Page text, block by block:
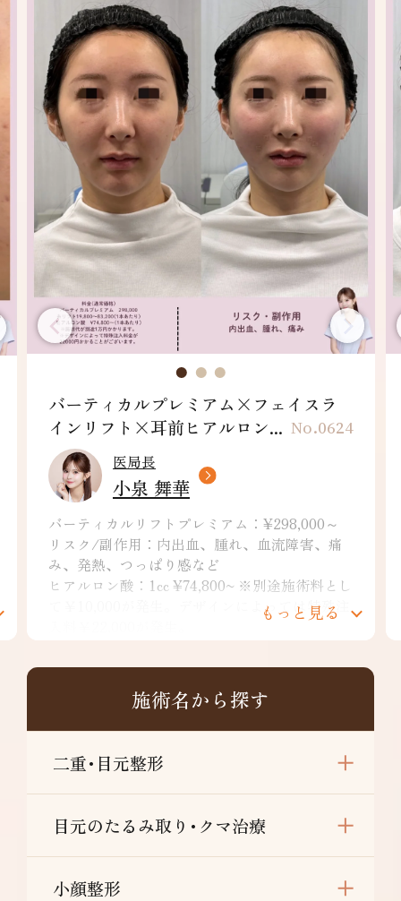
フェイスラインリフト×カスタマイズ
ヒアル
No.0623
医局長
小泉 舞華
糸リフト各種：EMMOスレッド：￥24,800～
TESSリフト：￥34,800～ アンカーDX：
￥83,200～
リスク/副作用：痛み・浮腫み・内出血・発
赤・熱感・つっぱり感・色素沈着・腫れ・硬結
て￥10,000が発生。デザインによっては特殊注
入料￥22,000が発生。
リスク/副作用：痛み、浮腫み、内出血、発
赤、熱感、つっぱり感、色素沈着、腫れ、硬
す。
もっと見る
施術名から探す
二重･目元整形
目元のたるみ取り･クマ治療
小顔整形